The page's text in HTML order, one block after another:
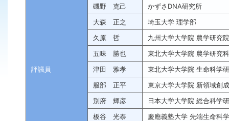
評議員
磯野 克己
かずさDNA研究所
大森 正之
埼玉大学 理学部
久原 哲
九州大学大学院 農学研究院
五味 勝也
東北大学大学院 農学研究科
津田 雅孝
東北大学大学院 生命科学
服部 正平
東京大学大学院 新領域創
別府 輝彦
日本大学大学院 総合科学
板谷 光泰
慶應義塾大学 先端生命科